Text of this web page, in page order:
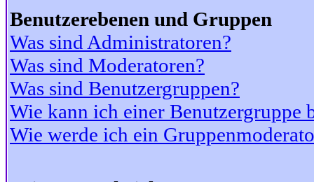
Benutzerebenen und Gruppen
Was sind Administratoren?
Was sind Moderatoren?
Was sind Benutzergruppen?
Wie kann ich einer Benutzergruppe
Wie werde ich ein